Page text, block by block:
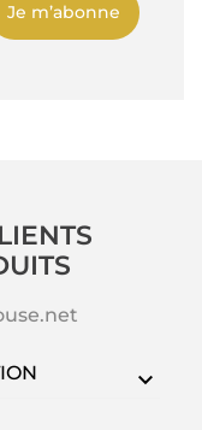
Je m’abonne